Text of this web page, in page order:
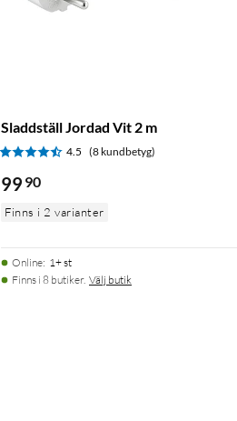
Sladdställ Jordad Vit 2 m
4.5 (8 kundbetyg)
99 90
Finns i 2 varianter
Online: 1+ st
Finns i 8 butiker. Välj butik